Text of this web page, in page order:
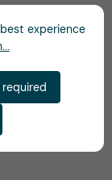
experience